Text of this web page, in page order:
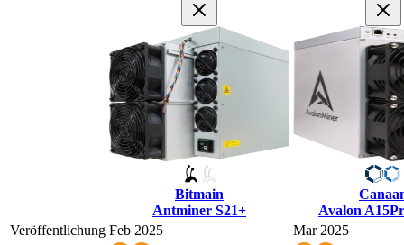
Bitmain
Antminer S21+
Avalon
Veröffentlichung Feb 2025
Mar 2025